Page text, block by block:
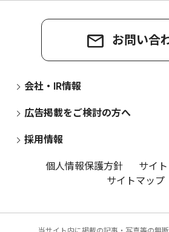
お問い合
会社・IR情報
広告掲載をご検討の方へ
採用情報
個人情報保護方針
サイ
サイトマップ